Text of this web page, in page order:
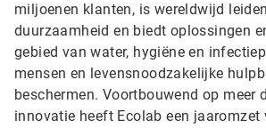
miljoenen klanten, is wereldwijd
duurzaamheid en biedt oplossingen
gebied van water, hygiëne en
mensen en levensnoodzakelijke
beschermen. Voortbouwend op meer
innovatie heeft Ecolab een